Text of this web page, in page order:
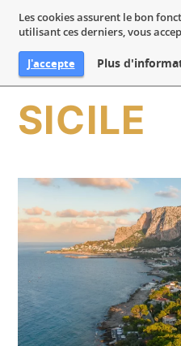
Les cookies assurent le bon
utilisant ces derniers, vous
J'accepte Plus
SICILE